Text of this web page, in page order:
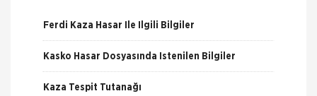
Bireysel Genişletilmiş Kasko Otomobiliniz,
yaşamınızın artık vazgeçilmezlerinden biri.
Dilediğiniz yere, dilediğiniz zamanda gidebilme
özgürlüğüne sahipsiniz. M
Kasko Sigortası
Ferdi Kaza Hasar İle İlgili Bilgiler
Kasko Hasar Dosyasında İstenilen Bilgiler
Kaza Tespit Tutanağı